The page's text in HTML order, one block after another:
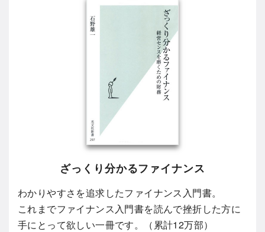
ざっくり分かるファイナンス
わかりやすさを追求したファイナンス入門書。
これまでファイナンス入門書を読んで挫折した方に
手にとって欲しい一冊です。（累計12万部）